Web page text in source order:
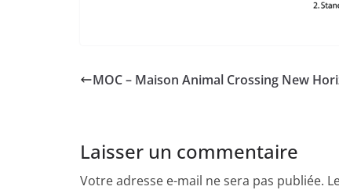
MOC – Maison Animal Crossing New
Laisser un commentaire
Votre adresse e-mail ne sera pas publiée.